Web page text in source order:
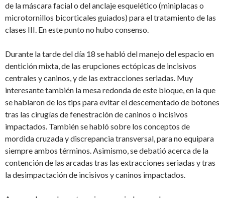
de la máscara facial o del anclaje esquelético (miniplacas o
microtornillos bicorticales guiados) para el tratamiento de las
clases III. En este punto no hubo consenso.
Durante la tarde del día 18 se habló del manejo del espacio en
dentición mixta, de las erupciones ectópicas de incisivos
centrales y caninos, y de las extracciones seriadas. Muy
interesante también la mesa redonda de este bloque, en la que
se hablaron de los tips para evitar el descementado de botones
tras las cirugías de fenestración de caninos o incisivos
impactados. También se habló sobre los conceptos de
mordida cruzada y discrepancia transversal, para no equipara
siempre ambos términos. Asimismo, se debatió acerca de la
contención de las arcadas tras las extracciones seriadas y tras
la desimpactación de incisivos y caninos impactados.